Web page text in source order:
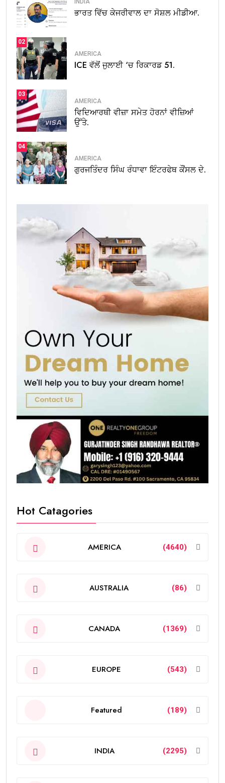
INDIA
ਭਾਰਤ ਵਿੱਚ ਕੇਜਰੀਵਾਲ ਦਾ ਸੋਸ਼ਲ ਮੀਡੀਆ.
02
AMERICA
ICE ਵੱਲੋਂ ਜੁਲਾਈ ‘ਚ ਰਿਕਾਰਡ 51.
03
AMERICA
ਵਿਦਿਆਰਥੀ ਵੀਜ਼ਾ ਸਮੇਤ ਹੋਰਨਾਂ ਵੀਜ਼ਿਆਂ
ਉੱਤੇ.
04
AMERICA
ਗੁਰਜਤਿੰਦਰ ਸਿੰਘ ਰੰਧਾਵਾ ਇੰਟਰਫੇਥ ਕੌਂਸਲ ਦੇ.
Hot Catagories
AMERICA (4640)
AUSTRALIA (86)
CANADA (1369)
EUROPE (543)
Featured (189)
INDIA (2295)